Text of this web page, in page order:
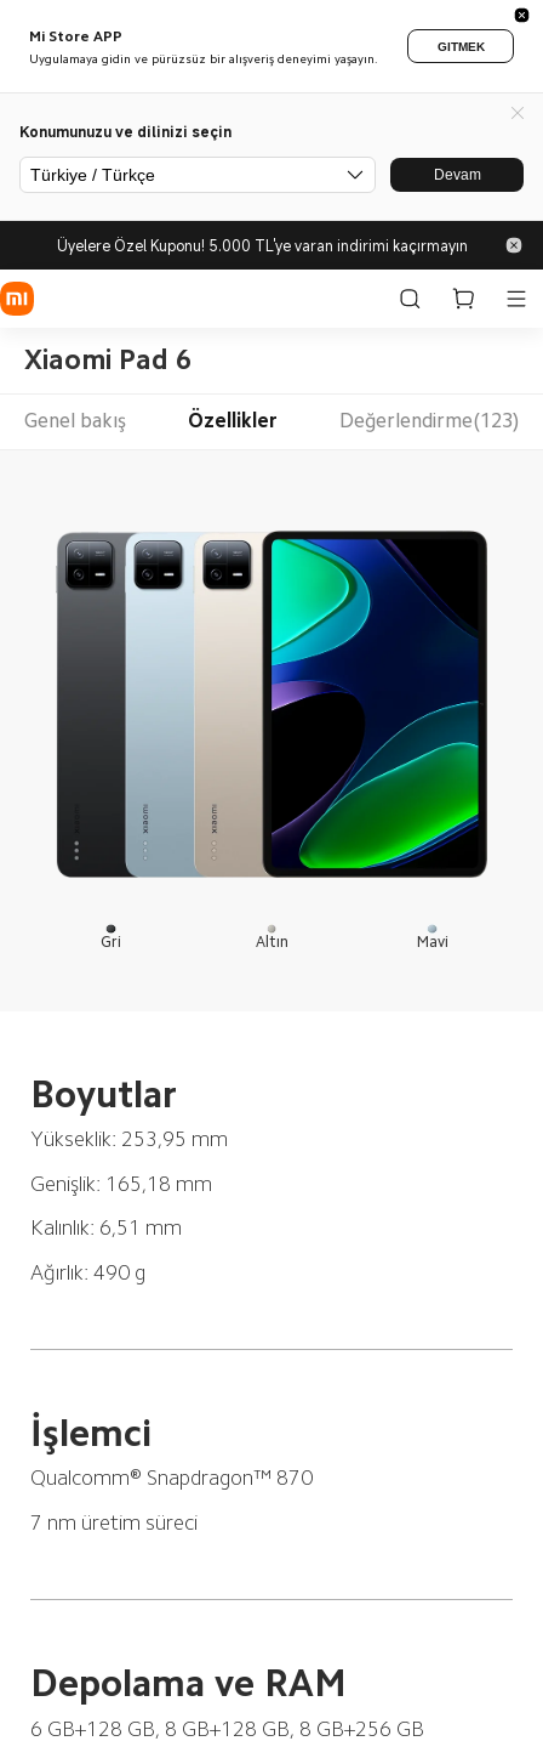
Mi Store APP
Uygulamaya gidin ve pürüzsüz bir alışveriş deneyimi yaşayın.
GITMEK
Konumunuzu ve dilinizi seçin
Türkiye / Türkçe Devam
Üyelere Özel Kuponu! 5.000 TL'ye varan indirimi kaçırmayın
Xiaomi Pad 6
Genel bakış Özellikler Değerlendirme(123)
Gri Altın Mavi
Boyutlar
Yükseklik: 253,95 mm
Genişlik: 165,18 mm
Kalınlık: 6,51 mm
Ağırlık: 490 g
İşlemci
Qualcomm® Snapdragon™ 870
7 nm üretim süreci
Depolama ve RAM
6 GB+128 GB, 8 GB+128 GB, 8 GB+256 GB